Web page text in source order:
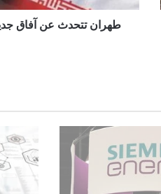
د
ق
ج
ي
د
طهران تتحدث عن آفاق